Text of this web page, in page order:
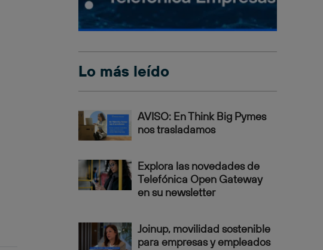
Lo más leído
AVISO: En Think Big Pymes
nos trasladamos
Explora las novedades de
Telefónica Open Gateway
en su newsletter
Joinup, movilidad sostenible
para empresas y empleados